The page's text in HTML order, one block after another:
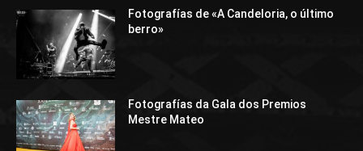
Fotografías de «A Candeloria, o último
berro»
Fotografías da Gala dos Premios
Mestre Mateo